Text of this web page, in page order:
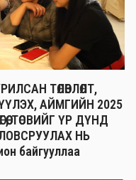
ТӨЛӨВЛӨЛТ,
АЙМГИЙН 2025
ТӨСВИЙГ ҮР ДҮНД
НЬ
байгууллаа